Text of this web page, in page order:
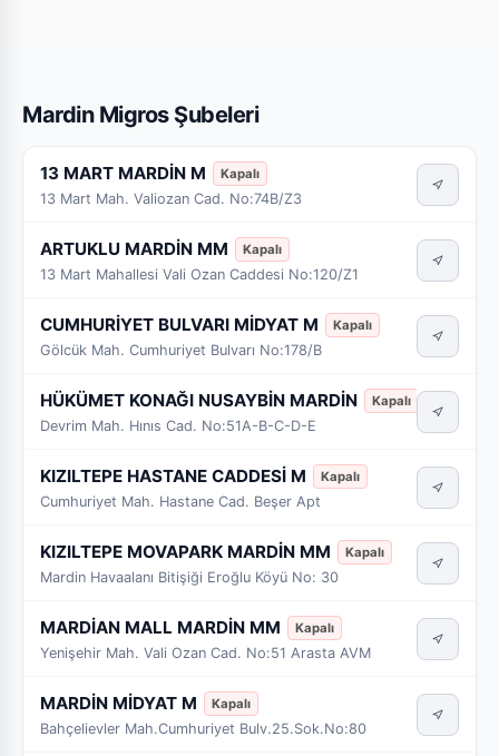
Mardin Migros Şubeleri
13 MART MARDİN M Kapalı
13 Mart Mah. Valiozan Cad. No:74B/Z3
ARTUKLU MARDİN MM Kapalı
13 Mart Mahallesi Vali Ozan Caddesi No:120/Z1
CUMHURİYET BULVARI MİDYAT M Kapalı
Gölcük Mah. Cumhuriyet Bulvarı No:178/B
HÜKÜMET KONAĞI NUSAYBİN MARDİN Kapalı
Devrim Mah. Hınıs Cad. No:51A-B-C-D-E
KIZILTEPE HASTANE CADDESİ M Kapalı
Cumhuriyet Mah. Hastane Cad. Beşer Apt
KIZILTEPE MOVAPARK MARDİN MM Kapalı
Mardin Havaalanı Bitişiği Eroğlu Köyü No: 30
MARDİAN MALL MARDİN MM Kapalı
Yenişehir Mah. Vali Ozan Cad. No:51 Arasta AVM
MARDİN MİDYAT M Kapalı
Bahçelievler Mah.Cumhuriyet Bulv.25.Sok.No:80